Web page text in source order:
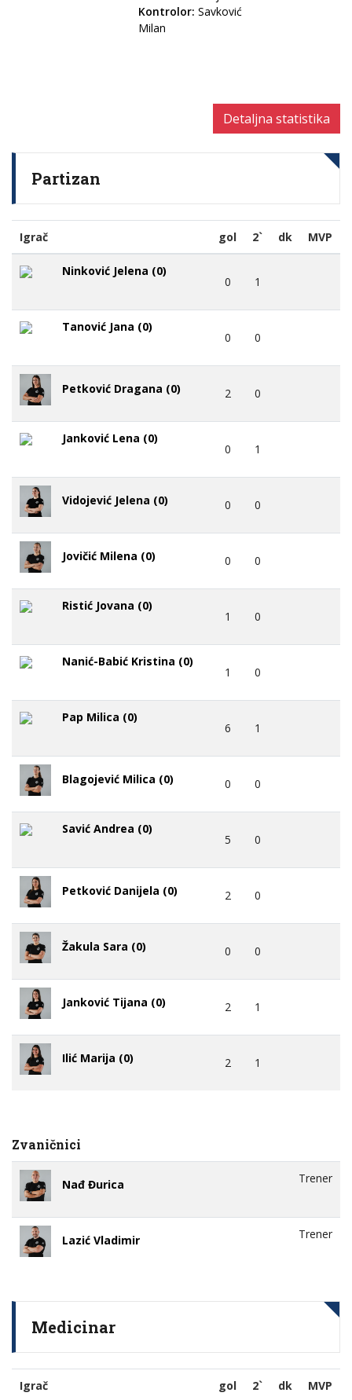
Kontrolor: Savković
Milan
Detaljna statistika
Partizan
Igrač gol 2` dk MVP
Ninković Jelena (0)
0 1
Tanović Jana (0)
0 0
Petković Dragana (0) 2 0
Janković Lena (0)
0 1
Vidojević Jelena (0) 0 0
Jovičić Milena (0) 0 0
Ristić Jovana (0)
1 0
Nanić-Babić Kristina (0)
1 0
Pap Milica (0)
6 1
Blagojević Milica (0) 0 0
Savić Andrea (0)
5 0
Petković Danijela (0) 2 0
Žakula Sara (0) 0 0
Janković Tijana (0) 2 1
Ilić Marija (0) 2 1
Zvaničnici
Nađ Đurica Trener
Lazić Vladimir Trener
Medicinar
Igrač gol 2` dk MVP